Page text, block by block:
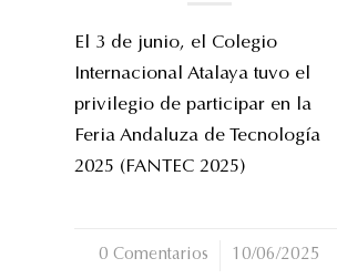
El 3 de junio, el Colegio
Internacional Atalaya tuvo el
privilegio de participar en la
Feria Andaluza de Tecnología
2025 (FANTEC 2025)
0 Comentarios
/ 10/06/2025